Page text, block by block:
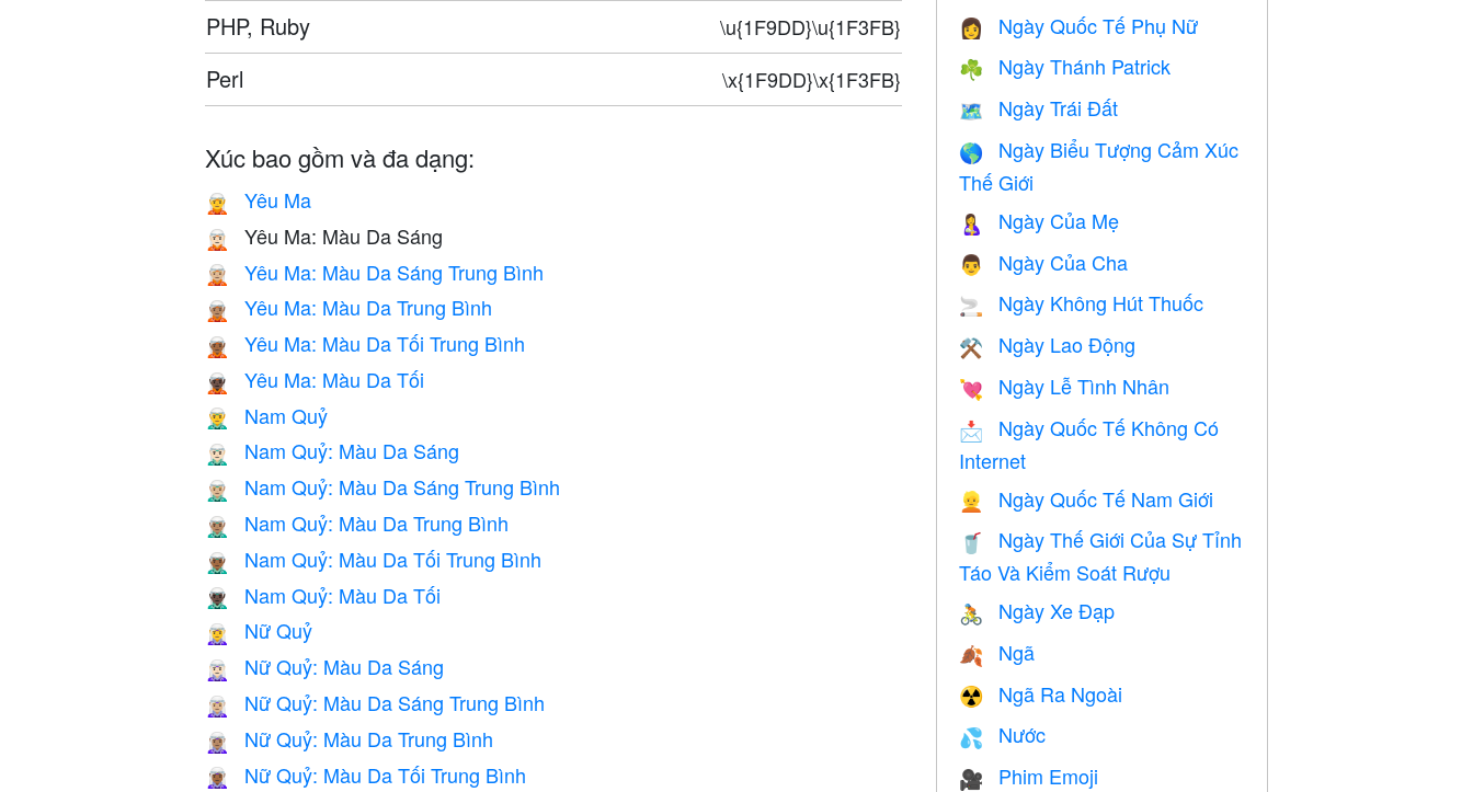
PHP, Ruby \u{1F9DD}\u{1F3FB}
Perl \x{1F9DD}\x{1F3FB}
Xúc bao gồm và đa dạng:
🧝 Yêu Ma
🧝🏻 Yêu Ma: Màu Da Sáng
🧝🏼 Yêu Ma: Màu Da Sáng Trung Bình
🧝🏽 Yêu Ma: Màu Da Trung Bình
🧝🏾 Yêu Ma: Màu Da Tối Trung Bình
🧝🏿 Yêu Ma: Màu Da Tối
🧝‍♂️ Nam Quỷ
🧝🏻‍♂️ Nam Quỷ: Màu Da Sáng
🧝🏼‍♂️ Nam Quỷ: Màu Da Sáng Trung Bình
🧝🏽‍♂️ Nam Quỷ: Màu Da Trung Bình
🧝🏾‍♂️ Nam Quỷ: Màu Da Tối Trung Bình
🧝🏿‍♂️ Nam Quỷ: Màu Da Tối
🧝‍♀️ Nữ Quỷ
🧝🏻‍♀️ Nữ Quỷ: Màu Da Sáng
🧝🏼‍♀️ Nữ Quỷ: Màu Da Sáng Trung Bình
🧝🏽‍♀️ Nữ Quỷ: Màu Da Trung Bình
🧝🏾‍♀️ Nữ Quỷ: Màu Da Tối Trung Bình
👩 Ngày Quốc Tế Phụ Nữ
☘️ Ngày Thánh Patrick
🗺️ Ngày Trái Đất
🌎
Ngày Biểu Tượng Cảm Xúc
Thế Giới
🤱 Ngày Của Mẹ
👨 Ngày Của Cha
🚬 Ngày Không Hút Thuốc
⚒️ Ngày Lao Động
💘 Ngày Lễ Tình Nhân
📩
Ngày Quốc Tế Không Có
Internet
👱 Ngày Quốc Tế Nam Giới
🥤
Ngày Thế Giới Của Sự Tỉnh
Táo Và Kiểm Soát Rượu
🚴 Ngày Xe Đạp
🍂 Ngã
☢️ Ngã Ra Ngoài
💦 Nước
🎥 Phim Emoji